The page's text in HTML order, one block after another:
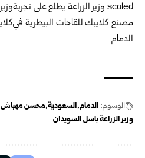
الوسوم: الدمام السعودية محسن مهباش
وزير الزراعة باسل السويدان